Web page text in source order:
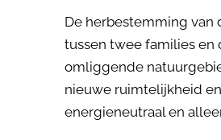
De herbestemming van
tussen twee families
omliggende
nieuwe ruimtelijkheid
energieneutraal en